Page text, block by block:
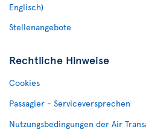
Englisch)
Stellenangebote
Rechtliche Hinweise
Cookies
Passagier - Serviceversprechen
Nutzungsbedingungen der Air